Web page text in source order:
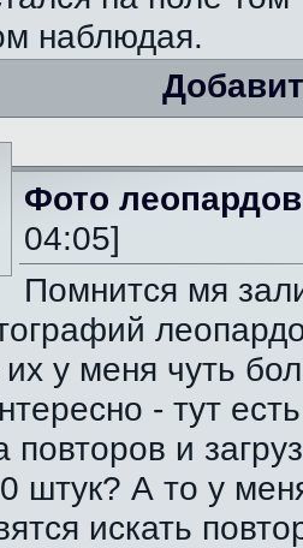
наблюдая.
Фото леопардов
04:05]
Помнится мя
у меня чуть
- тут
повторов и
штук? А то у
искать